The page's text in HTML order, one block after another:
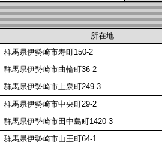
所在地
群馬県伊勢崎市寿町150-2
群馬県伊勢崎市曲輪町36-2
群馬県伊勢崎市上泉町249-3
群馬県伊勢崎市中央町29-2
群馬県伊勢崎市田中島町1420-3
群馬県伊勢崎市山王町64-1